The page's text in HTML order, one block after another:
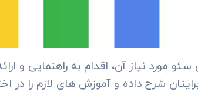
سئو مورد نیاز آن، اقدام به راهنمایی
شرح داده و آموزش های لازم را در